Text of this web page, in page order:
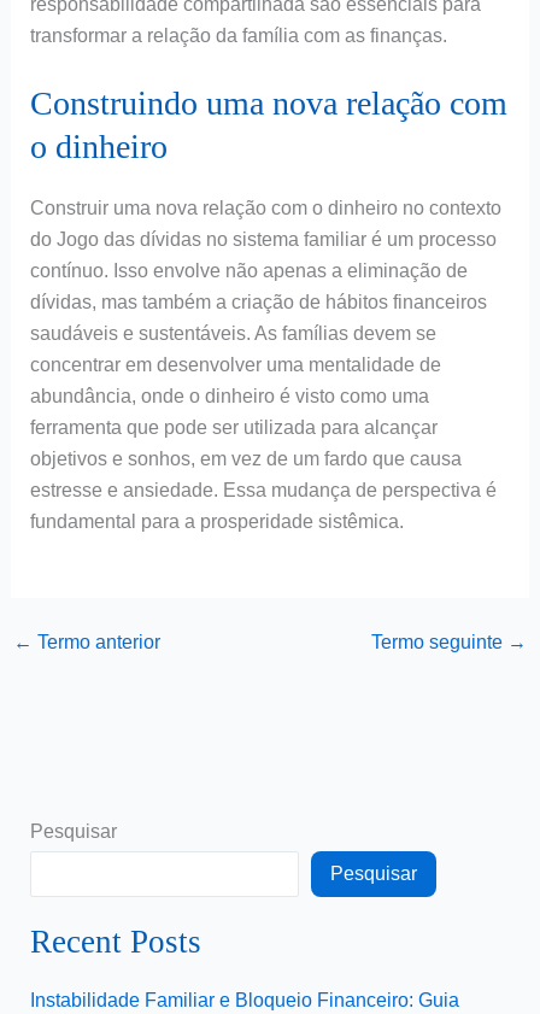
transformar a relação da família com as finanças.
Construindo uma nova relação com
o dinheiro
Construir uma nova relação com o dinheiro no contexto
do Jogo das dívidas no sistema familiar é um processo
contínuo. Isso envolve não apenas a eliminação de
dívidas, mas também a criação de hábitos financeiros
saudáveis e sustentáveis. As famílias devem se
concentrar em desenvolver uma mentalidade de
abundância, onde o dinheiro é visto como uma
ferramenta que pode ser utilizada para alcançar
objetivos e sonhos, em vez de um fardo que causa
estresse e ansiedade. Essa mudança de perspectiva é
fundamental para a prosperidade sistêmica.
← Termo anterior Termo seguinte →
Pesquisar
Pesquisar
Recent Posts
Instabilidade Familiar e Bloqueio Financeiro: Guia